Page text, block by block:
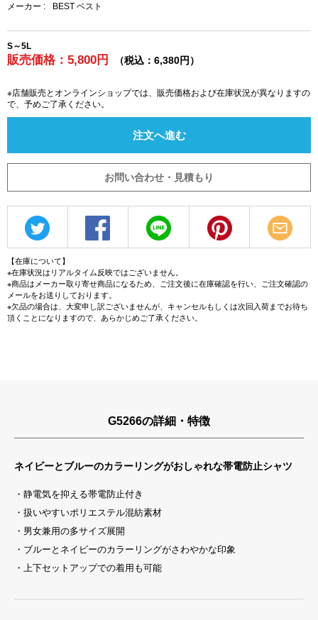
メーカー :
BEST ベスト
S～5L
販売価格：5,800円 （税込：6,380円）
※店舗販売とオンラインショップでは、販売価格および在庫状況が異なりますの
で、予めご了承ください。
注文へ進む
お問い合わせ・見積もり
【在庫について】
※在庫状況はリアルタイム反映ではございません。
※商品はメーカー取り寄せ商品になるため、ご注文後に在庫確認を行い、ご注文確認の
メールをお送りしております。
※欠品の場合は、大変申し訳ございませんが、キャンセルもしくは次回入荷までお待ち
頂くことになりますので、あらかじめご了承ください。
G5266の詳細・特徴
ネイビーとブルーのカラーリングがおしゃれな帯電防止シャツ
・静電気を抑える帯電防止付き
・扱いやすいポリエステル混紡素材
・男女兼用の多サイズ展開
・ブルーとネイビーのカラーリングがさわやかな印象
・上下セットアップでの着用も可能